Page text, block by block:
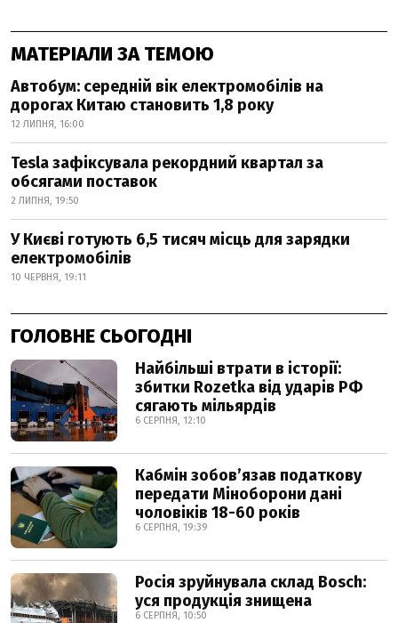
МАТЕРІАЛИ ЗА ТЕМОЮ
Автобум: середній вік електромобілів на
дорогах Китаю становить 1,8 року
12 ЛИПНЯ, 16:00
Tesla зафіксувала рекордний квартал за
обсягами поставок
2 ЛИПНЯ, 19:50
У Києві готують 6,5 тисяч місць для зарядки
електромобілів
10 ЧЕРВНЯ, 19:11
ГОЛОВНЕ СЬОГОДНІ
Найбільші втрати в історії:
збитки Rozetka від ударів РФ
сягають мільярдів
6 СЕРПНЯ, 12:10
Кабмін зобовʼязав податкову
передати Міноборони дані
чоловіків 18-60 років
6 СЕРПНЯ, 19:39
Росія зруйнувала склад Bosch:
уся продукція знищена
6 СЕРПНЯ, 10:50